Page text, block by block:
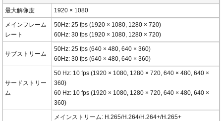
最大解像度 1920 × 1080
メインフレーム
レート
50Hz: 25 fps (1920 × 1080, 1280 × 720)
60Hz: 30 fps (1920 × 1080, 1280 × 720)
サブストリーム
50Hz: 25 fps (640 × 480, 640 × 360)
60Hz: 30 fps (640 × 480, 640 × 360)
サードストリー
ム
50 Hz: 10 fps (1920 × 1080, 1280 × 720, 640 × 480, 640 ×
360)
60 Hz: 10 fps (1920 × 1080, 1280 × 720, 640 × 480, 640 ×
360)
メインストリーム: H.265/H.264/H.264+/H.265+